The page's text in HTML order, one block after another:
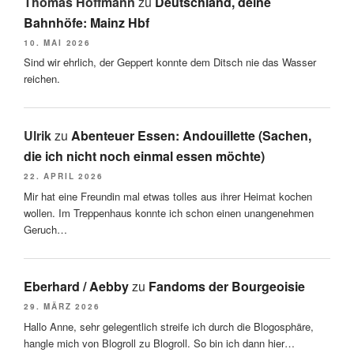
Bahnhöfe: Mainz Hbf
10. MAI 2026
Sind wir ehrlich, der Geppert konnte dem Ditsch nie das Wasser
reichen.
Ulrikzu Abenteuer Essen: Andouillette (Sachen,
die ich nicht noch einmal essen möchte)
22. APRIL 2026
Mir hat eine Freundin mal etwas tolles aus ihrer Heimat kochen
wollen. Im Treppenhaus konnte ich schon einen unangenehmen
Geruch…
Eberhard / Aebbyzu Fandoms der Bourgeoisie
29. MÄRZ 2026
Hallo Anne, sehr gelegentlich streife ich durch die Blogosphäre,
hangle mich von Blogroll zu Blogroll. So bin ich dann hier…